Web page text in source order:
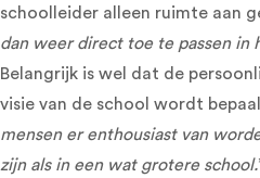
schoolleider alleen ruimte aan
dan weer direct toe te passen in
Belangrijk is wel dat de
visie van de school wordt
mensen er enthousiast van
zijn als in een wat grotere school.